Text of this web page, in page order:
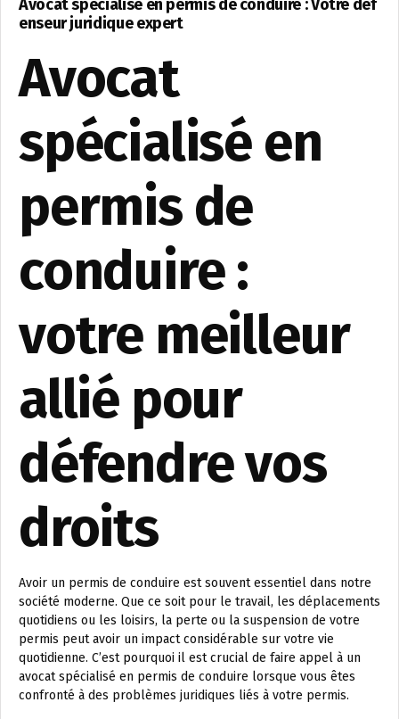
Avocat spécialisé en permis de conduire : Votre déf
enseur juridique expert
Avocat
spécialisé en
permis de
conduire :
votre meilleur
allié pour
défendre vos
droits
Avoir un permis de conduire est souvent essentiel dans notre
société moderne. Que ce soit pour le travail, les déplacements
quotidiens ou les loisirs, la perte ou la suspension de votre
permis peut avoir un impact considérable sur votre vie
quotidienne. C’est pourquoi il est crucial de faire appel à un
avocat spécialisé en permis de conduire lorsque vous êtes
confronté à des problèmes juridiques liés à votre permis.